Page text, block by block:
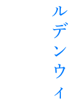
ル
デ
ン
ウ
ィ